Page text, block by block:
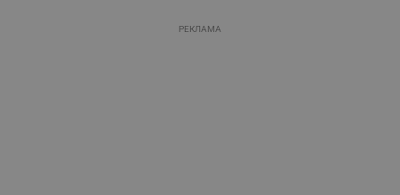
РЕКЛАМА